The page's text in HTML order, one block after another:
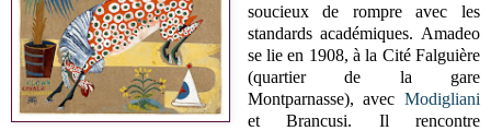
soucieux de rompre avec les
standards académiques. Amadeo
se lie en 1908, à la Cité Falguière
(quartier de la gare
Montparnasse), avec Modigliani
et Brancusi. Il rencontre